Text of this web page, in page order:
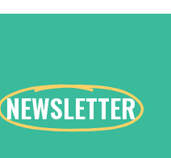
NEWSLETTER